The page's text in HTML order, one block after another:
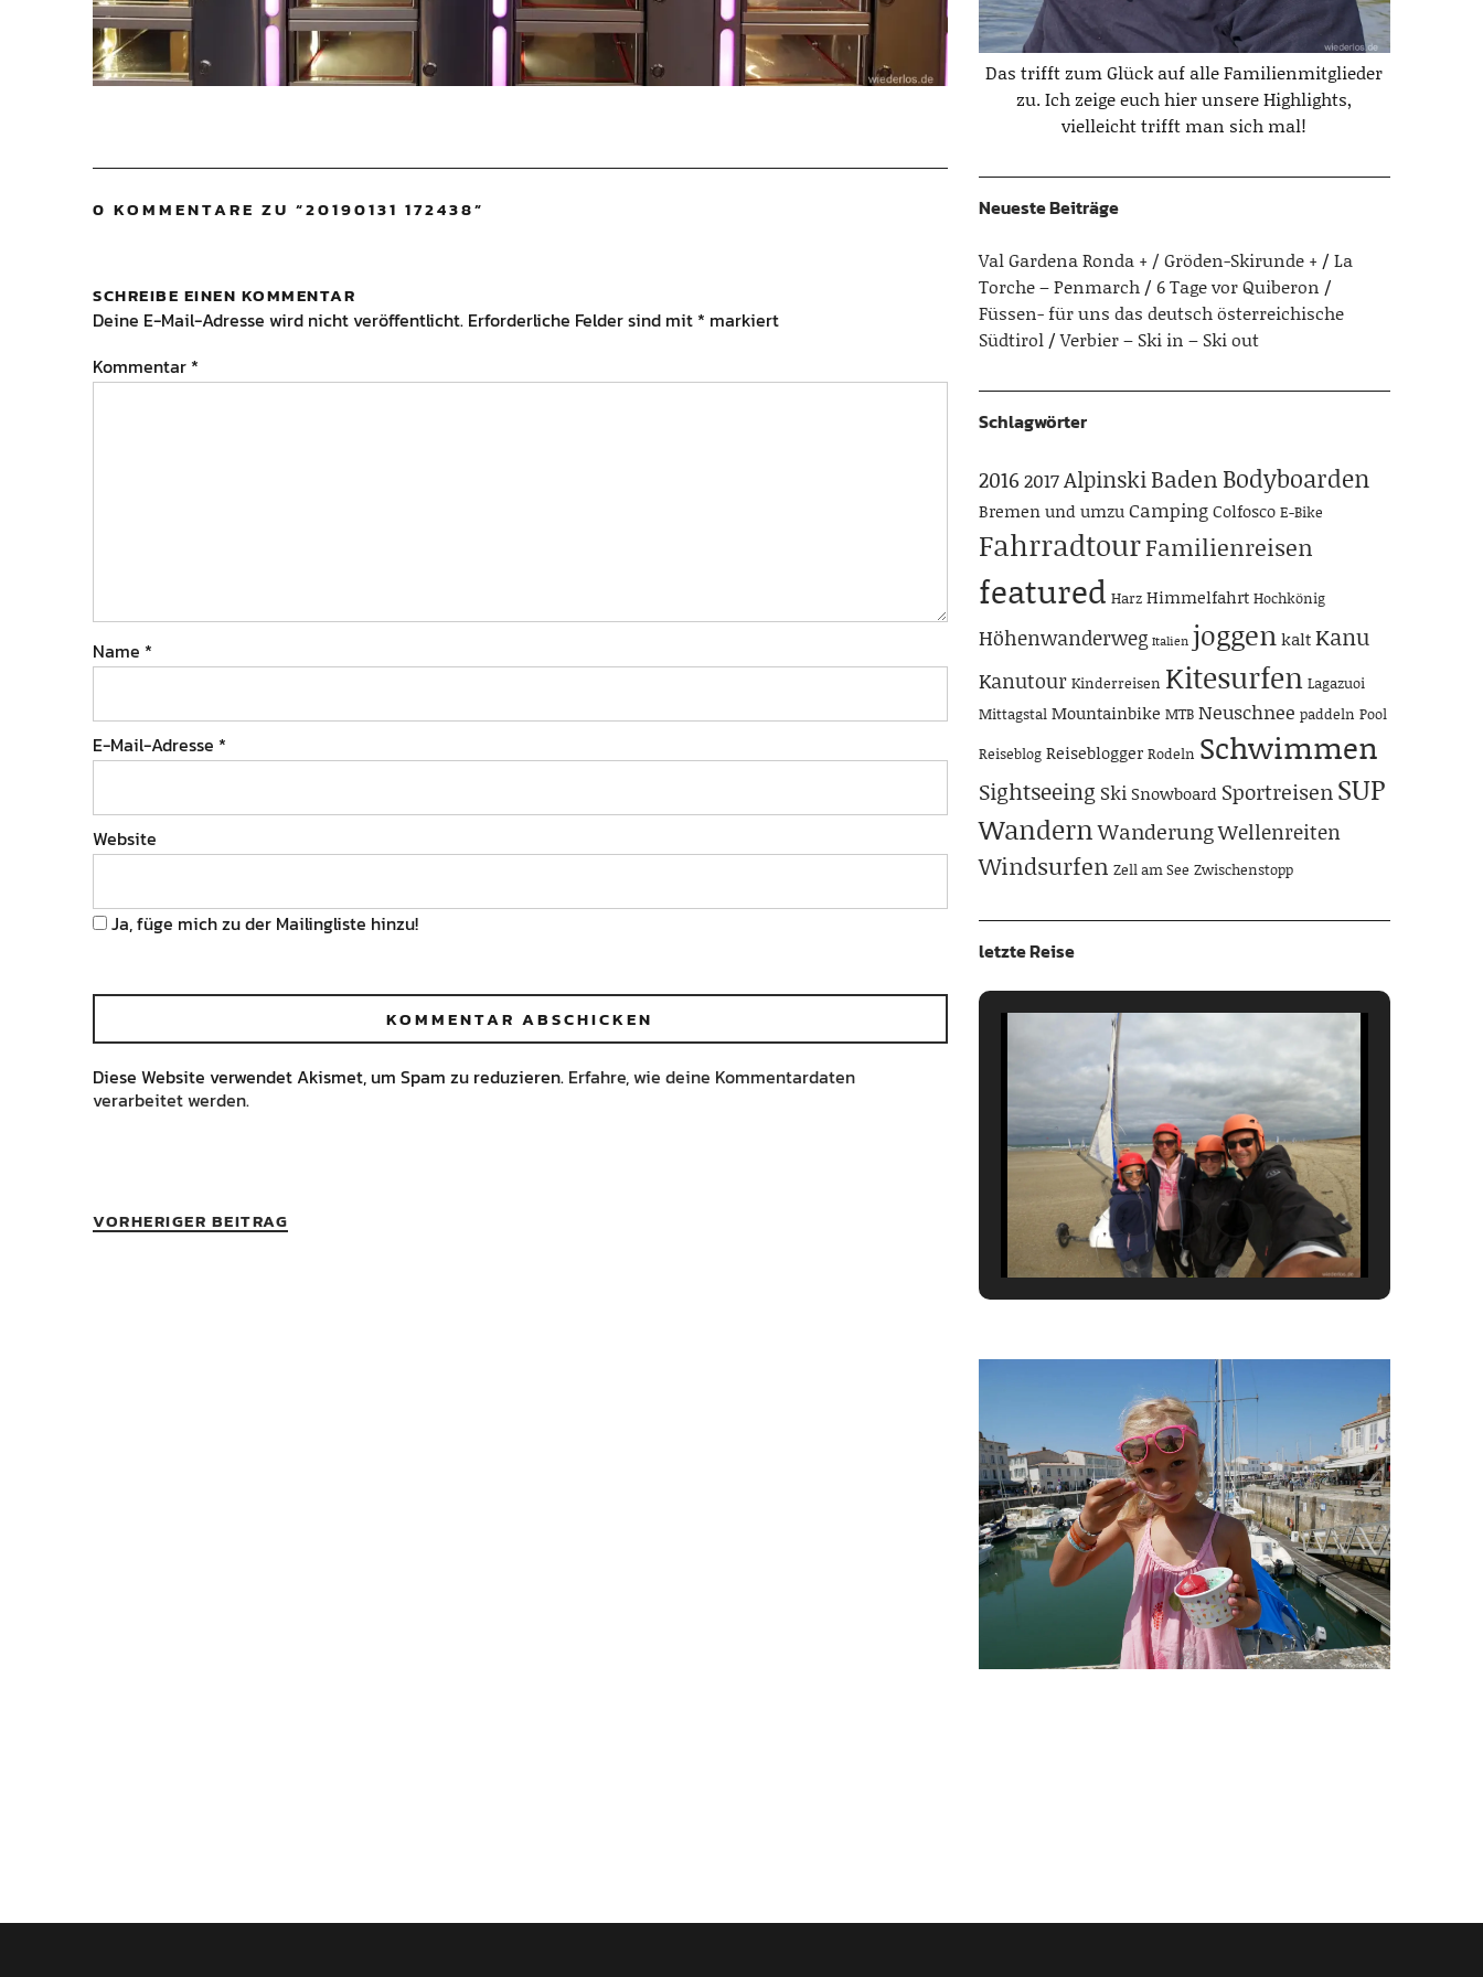
0 KOMMENTARE ZU “20190131 172438”
SCHREIBE EINEN KOMMENTAR
Deine E-Mail-Adresse wird nicht veröffentlicht. Erforderliche Felder sind mit * markiert
Kommentar *
Name *
E-Mail-Adresse *
Website
Ja, füge mich zu der Mailingliste hinzu!
Diese Website verwendet Akismet, um Spam zu reduzieren. Erfahre, wie deine Kommentardaten
verarbeitet werden.
VORHERIGER BEITRAG
Das trifft zum Glück auf alle Familienmitglieder
zu. Ich zeige euch hier unsere Highlights,
vielleicht trifft man sich mal!
Neueste Beiträge
Val Gardena Ronda + / Gröden-Skirunde +
La
Torche – Penmarch
6 Tage vor Quiberon
Füssen- für uns das deutsch österreichische
Südtirol
Verbier – Ski in – Ski out
Schlagwörter
2016 2017AlpinskiBaden Bodyboarden
Bremen und umzuCampingColfosco E-Bike
FahrradtourFamilienreisen
featured Harz Himmelfahrt Hochkönig
Höhenwanderweg Italien joggenkaltKanu
Kanutour Kinderreisen Kitesurfen Lagazuoi
Mittagstal Mountainbike MTB Neuschnee paddeln Pool
Reiseblog Reiseblogger Rodeln Schwimmen
Sightseeing SkiSnowboard SportreisenSUP
WandernWanderungWellenreiten
Windsurfen Zell am See Zwischenstopp
letzte Reise